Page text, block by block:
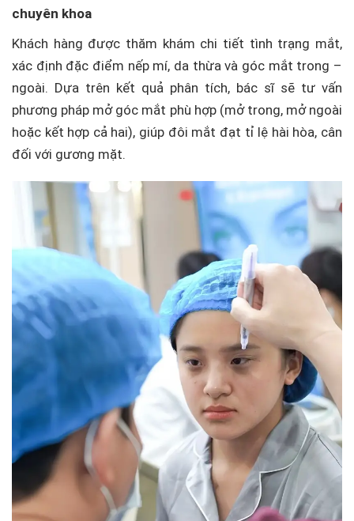
chuyên khoa
Khách hàng được thăm khám chi tiết tình trạng mắt,
xác định đặc điểm nếp mí, da thừa và góc mắt trong –
ngoài. Dựa trên kết quả phân tích, bác sĩ sẽ tư vấn
phương pháp mở góc mắt phù hợp (mở trong, mở ngoài
hoặc kết hợp cả hai), giúp đôi mắt đạt tỉ lệ hài hòa, cân
đối với gương mặt.